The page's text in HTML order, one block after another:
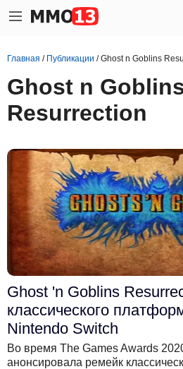
Главная / Публикации /Ghost n Goblins
Ghost n
Resurrection
Ghost 'n Goblins
классического
Nintendo Switch
Во время The Games Awards
анонсировала ремейк